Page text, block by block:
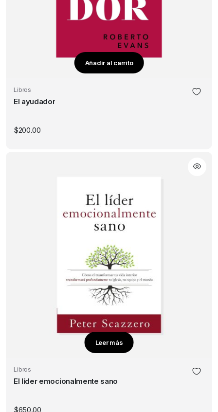
Añadir al carrito
Libros
El ayudador
$200.00
Leer más
Libros
El líder emocionalmente sano
$650.00